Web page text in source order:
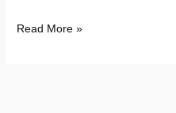
Read More »